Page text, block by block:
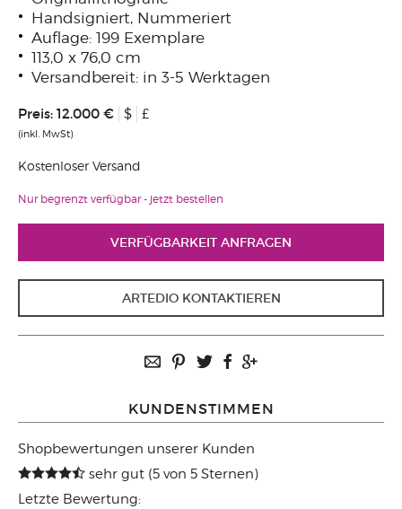
Handsigniert, Nummeriert
Auflage: 199 Exemplare
113,0 x 76,0 cm
Versandbereit: in 3-5 Werktagen
Preis: 12.000 € $ £
(inkl. MwSt)
Kostenloser Versand
Nur begrenzt verfügbar - jetzt bestellen
VERFÜGBARKEIT ANFRAGEN
ARTEDIO KONTAKTIEREN
KUNDENSTIMMEN
Shopbewertungen unserer Kunden
sehr gut (5 von 5 Sternen)
Letzte Bewertung: